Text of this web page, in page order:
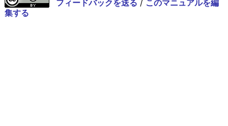
フィードバックを送る / このマニュアルを編
集する